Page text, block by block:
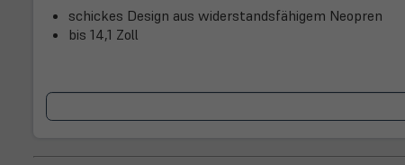
neuem
Tab)
neuem
schickes Design aus widerstandsfähigem Neopren
bis 14,1 Zoll